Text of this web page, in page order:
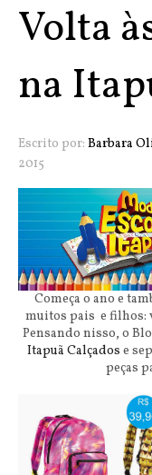
Volta
na
Escrito por: Barbara
2015
Começa o ano e
muitos pais e filhos:
Pensando nisso, o
Itapuã Calçados e
peças